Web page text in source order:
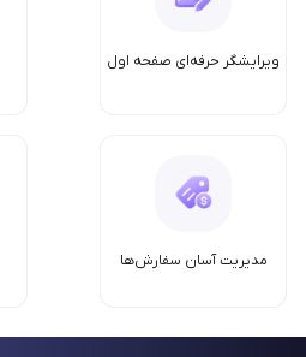
ویرایشگر حرفه‌ای صفحه اول
مدیریت آسان سفارش‌ها